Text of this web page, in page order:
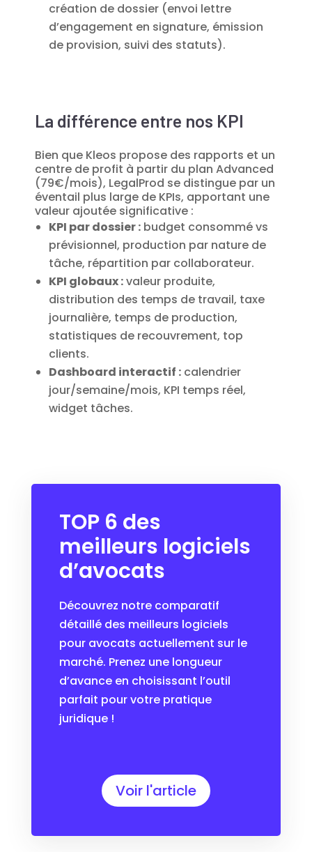
création de dossier (envoi lettre
d’engagement en signature, émission
de provision, suivi des statuts).
La différence entre nos KPI
Bien que Kleos propose des rapports et un
centre de profit à partir du plan Advanced
(79€/mois), LegalProd se distingue par un
éventail plus large de KPIs, apportant une
valeur ajoutée significative :
KPI par dossier :budget consommé vs
prévisionnel, production par nature de
tâche, répartition par collaborateur.
KPI globaux :valeur produite,
distribution des temps de travail, taxe
journalière, temps de production,
statistiques de recouvrement, top
clients.
Dashboard interactif :calendrier
jour/semaine/mois, KPI temps réel,
widget tâches.
TOP 6 des
meilleurs logiciels
d’avocats
Découvrez notre comparatif
détaillé des meilleurs logiciels
pour avocats actuellement sur le
marché. Prenez une longueur
d’avance en choisissant l’outil
parfait pour votre pratique
juridique !
Voir l'article